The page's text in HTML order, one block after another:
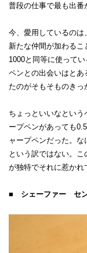
普段の仕事で最も出番
今、愛用しているの
新たな仲間が加わる
1000と同等に使って
ペンとの出会いはとあ
たのがそもそものきっ
ちょっといいなとい
ープペンがあっても
ャープペンだった。
という訳ではない。
が独特でそれに惹かれ
■ シェーファー セ